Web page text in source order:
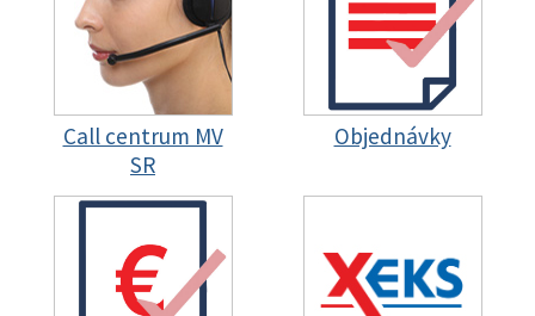
Call centrum MV
SR
Objednávky